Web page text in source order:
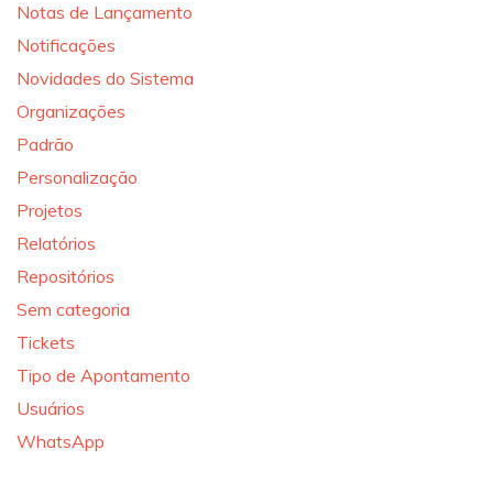
Notas de Lançamento
Notificações
Novidades do Sistema
Organizações
Padrão
Personalização
Projetos
Relatórios
Repositórios
Sem categoria
Tickets
Tipo de Apontamento
Usuários
WhatsApp